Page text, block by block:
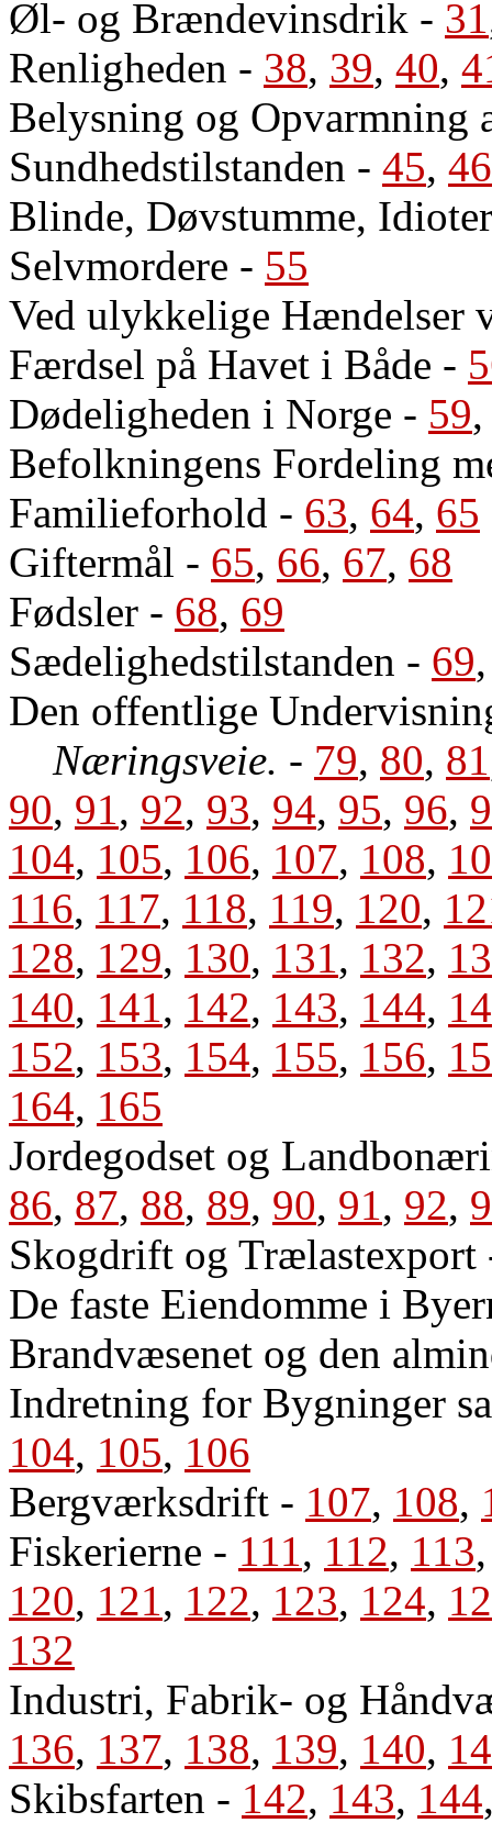
Øl- og Brændevinsdrik - 31
Renligheden - 38, 39, 40,
Belysning og Opvarmning
Sundhedstilstanden - 45, 46
Blinde, Døvstumme,
Selvmordere - 55
Ved ulykkelige Hændelser
Færdsel på Havet i Både -
Dødeligheden i Norge - 59
Befolkningens Fordeling
Familieforhold - 63, 64, 65
Giftermål - 65, 66, 67, 68
Fødsler - 68, 69
Sædelighedstilstanden - 69
Den offentlige
Næringsveie. - 79, 80, 81
90, 91, 92, 93, 94, 95, 96,
104, 105, 106, 107, 108,
116, 117, 118, 119, 120,
128, 129, 130, 131, 132,
140, 141, 142, 143, 144,
152, 153, 154, 155, 156,
164, 165
Jordegodset og
86, 87, 88, 89, 90, 91, 92,
Skogdrift og Trælastexport
De faste Eiendomme i
Brandvæsenet og den
Indretning for Bygninger
104, 105, 106
Bergværksdrift - 107, 108,
Fiskerierne - 111, 112, 113
120, 121, 122, 123, 124,
132
Industri, Fabrik- og
136, 137, 138, 139, 140,
Skibsfarten - 142, 143, 144